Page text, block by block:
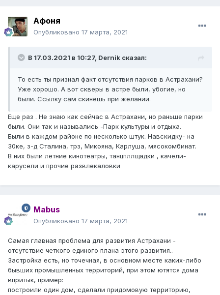
Афоня
Опубликовано 17 марта, 2021
В 17.03.2021 в 10:27, Dernik сказал:
То есть ты признал факт отсутствия парков в Астрахани?
Уже хорошо. А вот скверы в астре были, убогие, но
были. Ссылку сам скинешь при желании.
Еще раз . Не знаю как сейчас в Астрахани, но раньше парки
были. Они так и назывались -Парк культуры и отдыха.
Были в каждом районе по несколько штук. Навскидку- на
30ке, з-д Сталина, трз, Микояна, Карлуша, мясокомбинат.
В них были летние кинотеатры, танцпллщадки , качели-
карусели и прочие развлекаловки
Mabus
Опубликовано 17 марта, 2021
Самая главная проблема для развития Астрахани -
отсутствие четкого единого плана этого развития..
Застройка есть, но точечная, в основном месте каких-либо
бывших промышленных территорий, при этом ютятся дома
впритык, пример:
построили один дом, сделали придомовую территорию,